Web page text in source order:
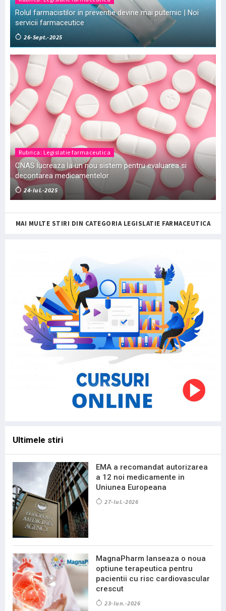
Rolul farmacistilor in preventie devine mai puternic | Noi
servicii farmaceutice
26-Sept.-2025
Rubrica: Legislatie farmaceutica
CNAS lucreaza la un nou sistem pentru evaluarea si
decontarea medicamentelor
24-Iul.-2025
MAI MULTE STIRI DIN CATEGORIA LEGISLATIE FARMACEUTICA
Ultimele stiri
EMA a recomandat autorizarea
a 12 noi medicamente in
Uniunea Europeana
27-Iul.-2026
MagnaPharm lanseaza o noua
optiune terapeutica pentru
pacientii cu risc cardiovascular
crescut
23-Iun.-2026